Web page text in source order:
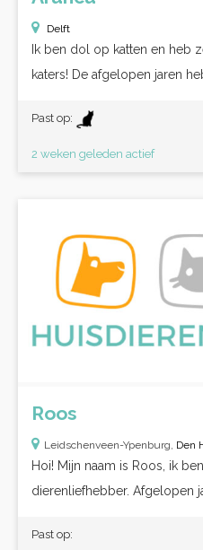
Delft
Ik ben dol op katten en heb
katers! De afgelopen jaren heb
Past op:
2 weken geleden actief
Roos
Leidschenveen-Ypenburg, Den
Hoi! Mijn naam is Roos, ik
dierenliefhebber. Afgelopen
Past op: